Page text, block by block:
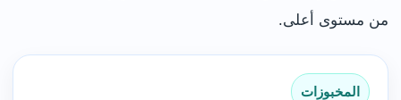
من مستوى أعلى.
المخبوزات